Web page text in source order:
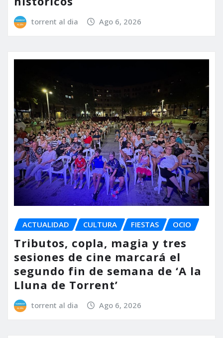
torrent al dia Ago 6, 2026
ACTUALIDAD CULTURA FIESTAS OCIO
Tributos, copla, magia y tres
sesiones de cine marcará el
segundo fin de semana de ‘A la
Lluna de Torrent’
torrent al dia Ago 6, 2026